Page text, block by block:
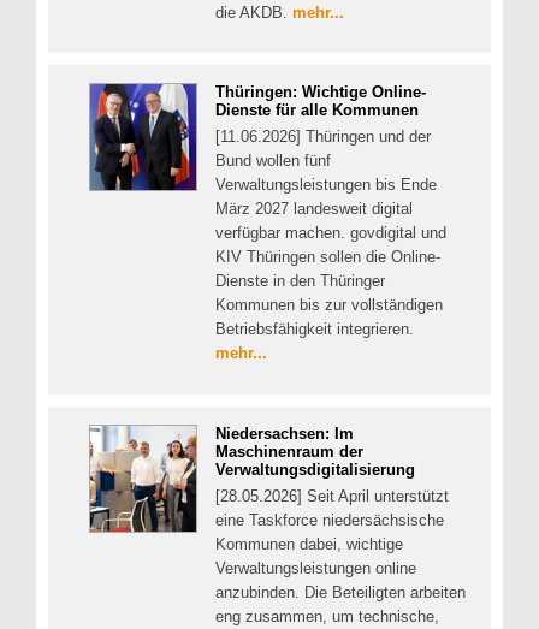
die AKDB. mehr...
Thüringen: Wichtige Online-
Dienste für alle Kommunen
[11.06.2026] Thüringen und der
Bund wollen fünf
Verwaltungsleistungen bis Ende
März 2027 landesweit digital
verfügbar machen. govdigital und
KIV Thüringen sollen die Online-
Dienste in den Thüringer
Kommunen bis zur vollständigen
Betriebsfähigkeit integrieren.
mehr...
Niedersachsen: Im
Maschinenraum der
Verwaltungsdigitalisierung
[28.05.2026] Seit April unterstützt
eine Taskforce niedersächsische
Kommunen dabei, wichtige
Verwaltungsleistungen online
anzubinden. Die Beteiligten arbeiten
eng zusammen, um technische,